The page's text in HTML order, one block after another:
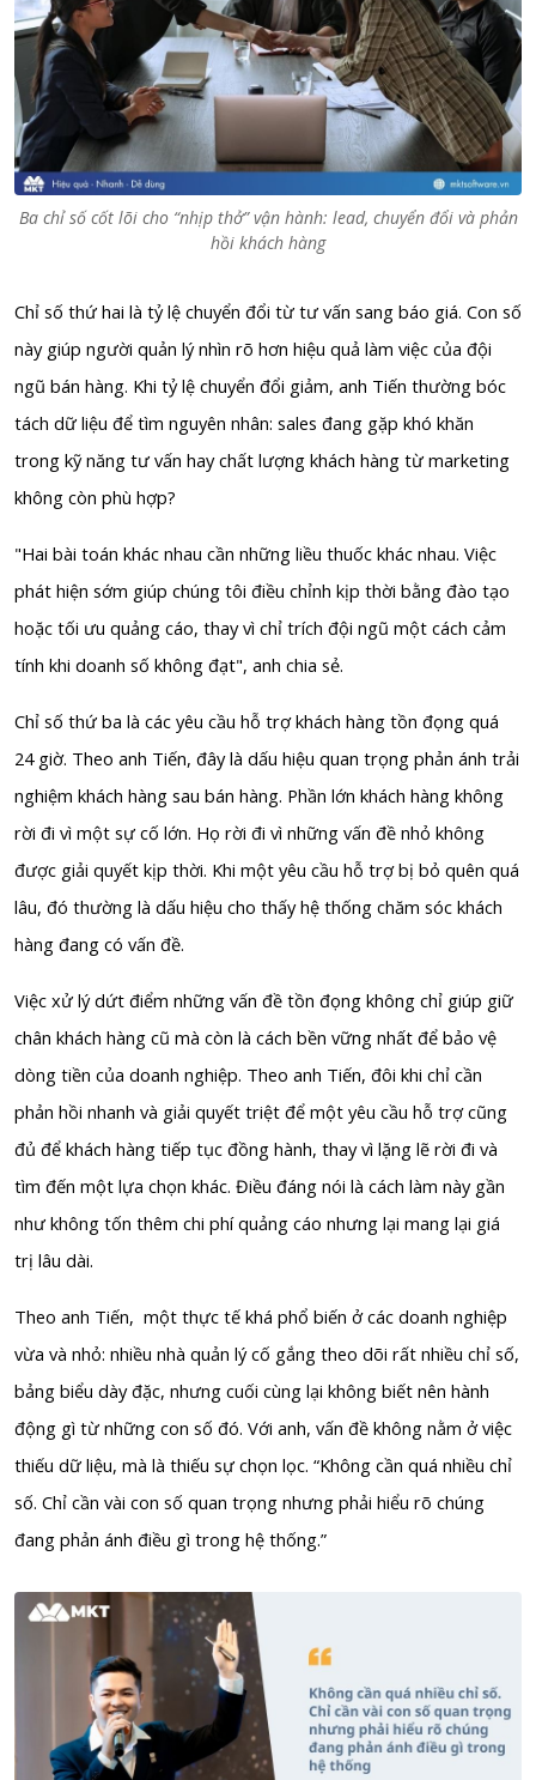
Ba chỉ số cốt lõi cho “nhịp thở” vận hành: lead, chuyển đổi và phản
hồi khách hàng
Chỉ số thứ hai là tỷ lệ chuyển đổi từ tư vấn sang báo giá. Con số
này giúp người quản lý nhìn rõ hơn hiệu quả làm việc của đội
ngũ bán hàng. Khi tỷ lệ chuyển đổi giảm, anh Tiến thường bóc
tách dữ liệu để tìm nguyên nhân: sales đang gặp khó khăn
trong kỹ năng tư vấn hay chất lượng khách hàng từ marketing
không còn phù hợp?
"Hai bài toán khác nhau cần những liều thuốc khác nhau. Việc
phát hiện sớm giúp chúng tôi điều chỉnh kịp thời bằng đào tạo
hoặc tối ưu quảng cáo, thay vì chỉ trích đội ngũ một cách cảm
tính khi doanh số không đạt", anh chia sẻ.
Chỉ số thứ ba là các yêu cầu hỗ trợ khách hàng tồn đọng quá
24 giờ. Theo anh Tiến, đây là dấu hiệu quan trọng phản ánh trải
nghiệm khách hàng sau bán hàng. Phần lớn khách hàng không
rời đi vì một sự cố lớn. Họ rời đi vì những vấn đề nhỏ không
được giải quyết kịp thời. Khi một yêu cầu hỗ trợ bị bỏ quên quá
lâu, đó thường là dấu hiệu cho thấy hệ thống chăm sóc khách
hàng đang có vấn đề.
Việc xử lý dứt điểm những vấn đề tồn đọng không chỉ giúp giữ
chân khách hàng cũ mà còn là cách bền vững nhất để bảo vệ
dòng tiền của doanh nghiệp. Theo anh Tiến, đôi khi chỉ cần
phản hồi nhanh và giải quyết triệt để một yêu cầu hỗ trợ cũng
đủ để khách hàng tiếp tục đồng hành, thay vì lặng lẽ rời đi và
tìm đến một lựa chọn khác. Điều đáng nói là cách làm này gần
như không tốn thêm chi phí quảng cáo nhưng lại mang lại giá
trị lâu dài.
Theo anh Tiến, một thực tế khá phổ biến ở các doanh nghiệp
vừa và nhỏ: nhiều nhà quản lý cố gắng theo dõi rất nhiều chỉ số,
bảng biểu dày đặc, nhưng cuối cùng lại không biết nên hành
động gì từ những con số đó. Với anh, vấn đề không nằm ở việc
thiếu dữ liệu, mà là thiếu sự chọn lọc. “Không cần quá nhiều chỉ
số. Chỉ cần vài con số quan trọng nhưng phải hiểu rõ chúng
đang phản ánh điều gì trong hệ thống.”